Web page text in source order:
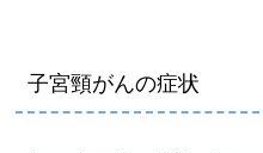
子宮頸がんの症状